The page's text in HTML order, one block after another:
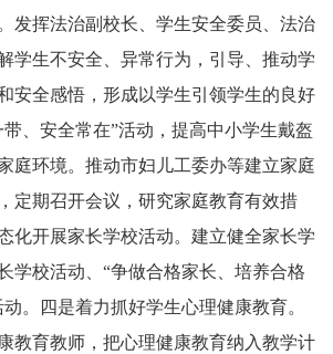
发挥法治副校长、学生安全委员、法治
学生不安全、异常行为，引导、推动学
安全感悟，形成以学生引领学生的良好
、安全常在”活动，提高中小学生戴盔
庭环境。推动市妇儿工委办等建立家庭
定期召开会议，研究家庭教育有效措
化开展家长学校活动。建立健全家长学
学校活动、“争做合格家长、培养合格
。四是着力抓好学生心理健康教育。
教育教师，把心理健康教育纳入教学计